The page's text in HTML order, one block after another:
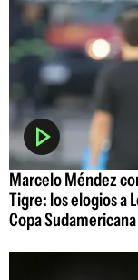
Marcelo Méndez
Tigre: los elogios a
Copa